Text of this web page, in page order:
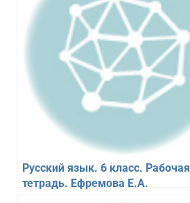
Русский язык. 6 класс. Рабочая
тетрадь. Ефремова Е.А.